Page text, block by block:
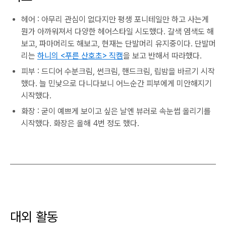
헤어 : 아무리 관심이 없다지만 평생 포니테일만 하고 사는게
뭔가 아까워져서 다양한 헤어스타일 시도했다. 갈색 염색도 해
보고, 파마머리도 해보고, 현재는 단발머리 유지중이다. 단발머
리는 하니의 <푸른 산호초> 직캠을 보고 반해서 따라했다.
피부 : 드디어 수분크림, 썬크림, 핸드크림, 립밤을 바르기 시작
했다. 늘 민낯으로 다니다보니 어느순간 피부에게 미안해지기
시작했다.
화장 : 굳이 예쁘게 보이고 싶은 날엔 뷰러로 속눈썹 올리기를
시작했다. 화장은 올해 4번 정도 했다.
대외 활동